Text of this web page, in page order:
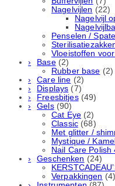
Nagelvijlen (22)
Nagelvijl
Penselen /
Vloeistoffen
Base (2)
Rubber basе (2)
Care line (2)
Displays (7)
Freesbitjes (49)
Gels (90)
Cat Eye (2)
Classic (68)
Met glitter /
Mystique /
Nail Care Polish
Geschenken (24)
Verpakkingen (4)